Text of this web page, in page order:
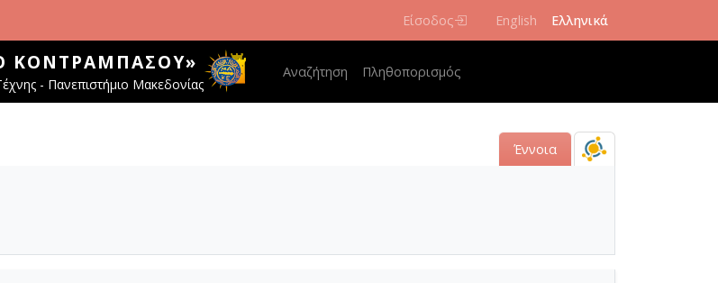
Είσοδος English Ελληνικά
ΚΟΝΤΡΑΜΠΆΣΟΥ»
- Πανεπιστήμιο Μακεδονίας
Main navigation
Αναζήτηση Πληθοπορισμός
Έννοια